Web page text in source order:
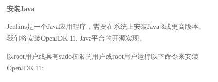
安装Java
Jenkins是一个Java应用程序，需要在系统上安装Java 8或更高版本。
我们将安装OpenJDK 11, Java平台的开源实现。
以root用户或具有sudo权限的用户或root用户运行以下命令来安装
OpenJDK 11: